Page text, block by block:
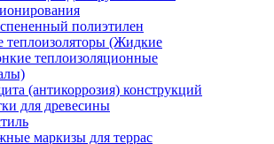
полиэтилен
теплоизоляторы (Жидкие
теплоизоляционные
(антикоррозия) конструкций
для древесины
маркизы для террас